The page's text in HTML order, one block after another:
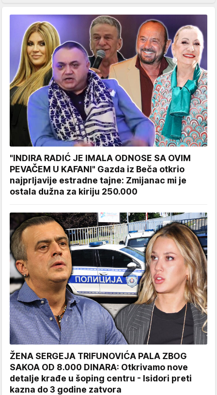
"INDIRA RADIĆ JE IMALA ODNOSE SA OVIM
PEVAČEM U KAFANI" Gazda iz Beča otkrio
najprljavije estradne tajne: Zmijanac mi je
ostala dužna za kiriju 250.000
ŽENA SERGEJA TRIFUNOVIĆA PALA ZBOG
SAKOA OD 8.000 DINARA: Otkrivamo nove
detalje krađe u šoping centru - Isidori preti
kazna do 3 godine zatvora